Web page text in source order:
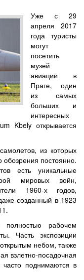
Уже с 29
апреля 2017
года туристы
могут
посетить
музей
авиации в
Праге, один
из самых
больших и
интересных
Kbely открывается
из которых
постоянно.
есть уникальные
мировых войн,
1960-х годов,
созданный в 1923
рабочем
Часть экспозиции
небом, также
взлетно-посадочная
часто поднимаются в